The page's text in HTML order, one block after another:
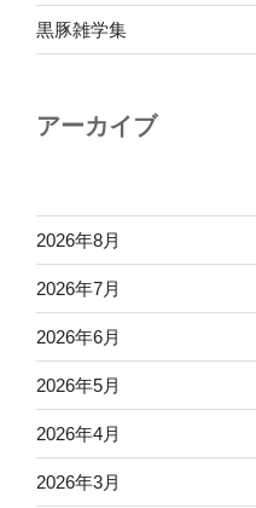
黒豚雑学集
アーカイブ
2026年8月
2026年7月
2026年6月
2026年5月
2026年4月
2026年3月